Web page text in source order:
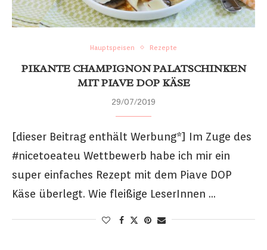
Hauptspeisen Rezepte
PIKANTE CHAMPIGNON PALATSCHINKEN
MIT PIAVE DOP KÄSE
29/07/2019
[dieser Beitrag enthält Werbung*] Im Zuge des
#nicetoeateu Wettbewerb habe ich mir ein
super einfaches Rezept mit dem Piave DOP
Käse überlegt. Wie fleißige LeserInnen …